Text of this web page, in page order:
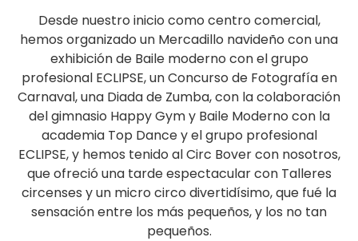
Desde nuestro inicio como centro comercial,
hemos organizado un Mercadillo navideño con una
exhibición de Baile moderno con el grupo
profesional ECLIPSE, un Concurso de Fotografía en
Carnaval, una Diada de Zumba, con la colaboración
del gimnasio Happy Gym y Baile Moderno con la
academia Top Dance y el grupo profesional
ECLIPSE, y hemos tenido al Circ Bover con nosotros,
que ofreció una tarde espectacular con Talleres
circenses y un micro circo divertidísimo, que fué la
sensación entre los más pequeños, y los no tan
pequeños.